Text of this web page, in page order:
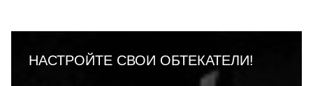
НАСТРОЙТЕ СВОИ ОБТЕКАТЕЛИ!